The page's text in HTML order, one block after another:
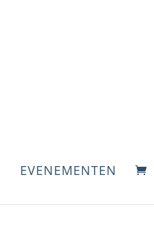
EVENEMENTEN